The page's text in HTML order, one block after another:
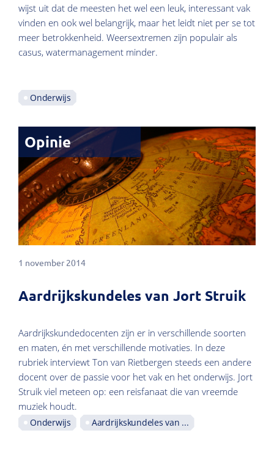
wijst uit dat de meesten het wel een leuk, interessant vak
vinden en ook wel belangrijk, maar het leidt niet per se tot
meer betrokkenheid. Weersextremen zijn populair als
casus, watermanagement minder.
Onderwijs
Opinie
1 november 2014
Aardrijkskundeles van Jort Struik
Aardrijkskundedocenten zijn er in verschillende soorten
en maten, én met verschillende motivaties. In deze
rubriek interviewt Ton van Rietbergen steeds een andere
docent over de passie voor het vak en het onderwijs. Jort
Struik viel meteen op: een reisfanaat die van vreemde
muziek houdt.
Onderwijs Aardrijkskundeles van ...